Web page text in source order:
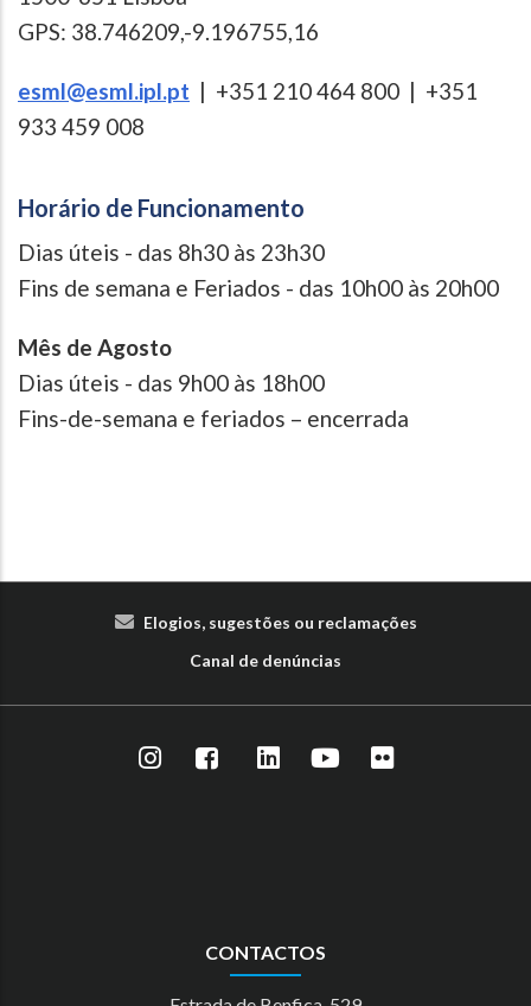
GPS: 38.746209,-9.196755,16
esml@esml.ipl.pt | +351 210 464 800 | +351
933 459 008
Horário de Funcionamento
Dias úteis - das 8h30 às 23h30
Fins de semana e Feriados - das 10h00 às 20h00
Mês de Agosto
Dias úteis - das 9h00 às 18h00
Fins-de-semana e feriados – encerrada
Elogios, sugestões ou reclamações
Canal de denúncias
CONTACTOS